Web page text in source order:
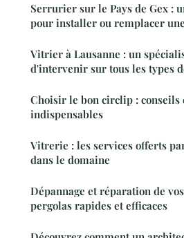
Serrurier sur le Pays de Gex :
pour installer ou remplacer
Vitrier à Lausanne : un
d'intervenir sur tous les types
Choisir le bon circlip : conseils
indispensables
Vitrerie : les services offerts
dans le domaine
Dépannage et réparation de
pergolas rapides et efficaces